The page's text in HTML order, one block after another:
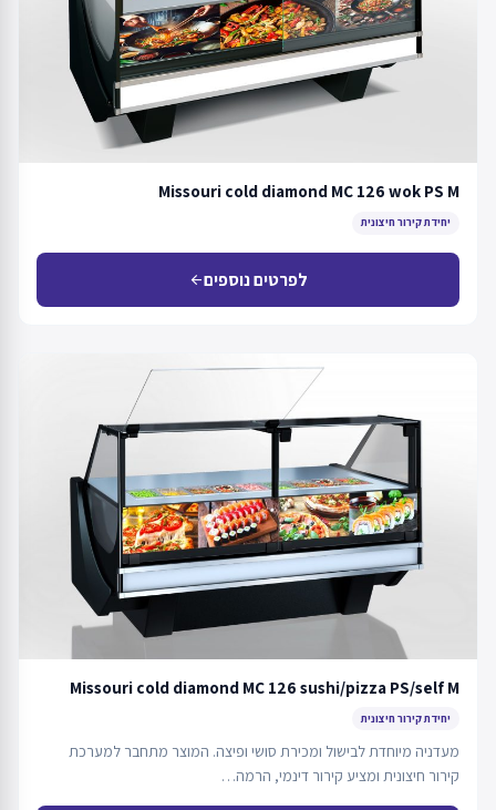
Missouri cold diamond MC 126 wok PS M
יחידת קירור חיצונית
לפרטים נוספיםarrow_back
Missouri cold diamond MC 126 sushi/pizza PS/self M
יחידת קירור חיצונית
מעדניה מיוחדת לבישול ומכירת סושי ופיצה. המוצר מתחבר למערכת
קירור חיצונית ומציע קירור דינמי, הרמה…